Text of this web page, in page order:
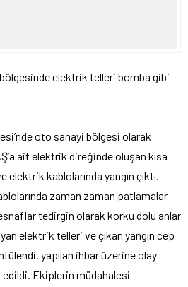
elektrik telleri bomba gibi
oto sanayi bölgesi olarak
ait elektrik direğinde oluşan kısa
kablolarında yangın çıktı.
zaman zaman patlamalar
tedirgin olarak korku dolu anlar
elektrik telleri ve çıkan yangın cep
yapılan ihbar üzerine olay
Ekiplerin müdahalesi